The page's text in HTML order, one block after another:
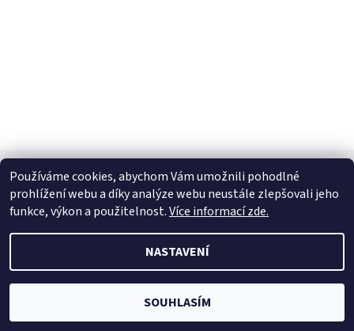
Shoptet.cz | facebook Bílé Slůně | Instagram Bílé Slůně
2026 © Bílé Slůně, všechna práva vyhrazena
Vytvořil Shoptet
Používáme cookies, abychom Vám umožnili pohodlné
prohlížení webu a díky analýze webu neustále zlepšovali jeho
funkce, výkon a použitelnost.Více informací zde.
NASTAVENÍ
SOUHLASÍM